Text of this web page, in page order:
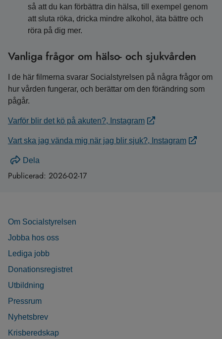
så att du kan förbättra din hälsa, till exempel genom
att sluta röka, dricka mindre alkohol, äta bättre och
röra på dig mer.
Vanliga frågor om hälso- och sjukvården
I de här filmerna svarar Socialstyrelsen på några frågor om
hur vården fungerar, och berättar om den förändring som
pågår.
Varför blir det kö på akuten?, Instagram
Vart ska jag vända mig när jag blir sjuk?, Instagram
Dela
Publicerad: 2026-02-17
Om Socialstyrelsen
Jobba hos oss
Lediga jobb
Donationsregistret
Utbildning
Pressrum
Nyhetsbrev
Krisberedskap